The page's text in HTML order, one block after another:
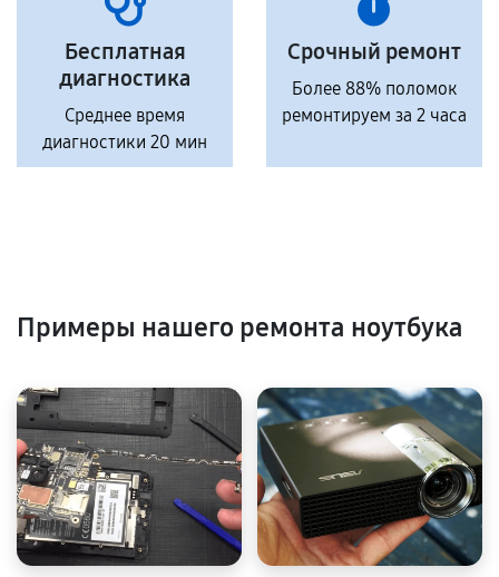
Бесплатная
диагностика
Среднее время
диагностики 20 мин
Срочный ремонт
Более 88% поломок
ремонтируем за 2 часа
Примеры нашего ремонта ноутбука